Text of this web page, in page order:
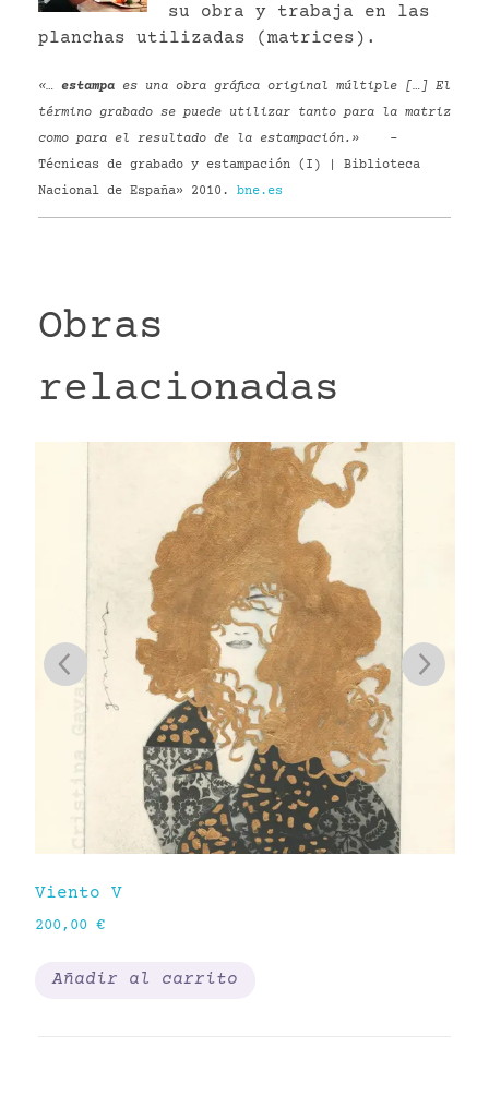
su obra y trabaja en las
planchas utilizadas (matrices).
«… estampa es una obra gráfica original múltiple […] El
término grabado se puede utilizar tanto para la matriz
como para el resultado de la estampación.» –
Técnicas de grabado y estampación (I) | Biblioteca
Nacional de España» 2010. bne.es
Obras
relacionadas
Viento V
200,00 €
Añadir al carrito